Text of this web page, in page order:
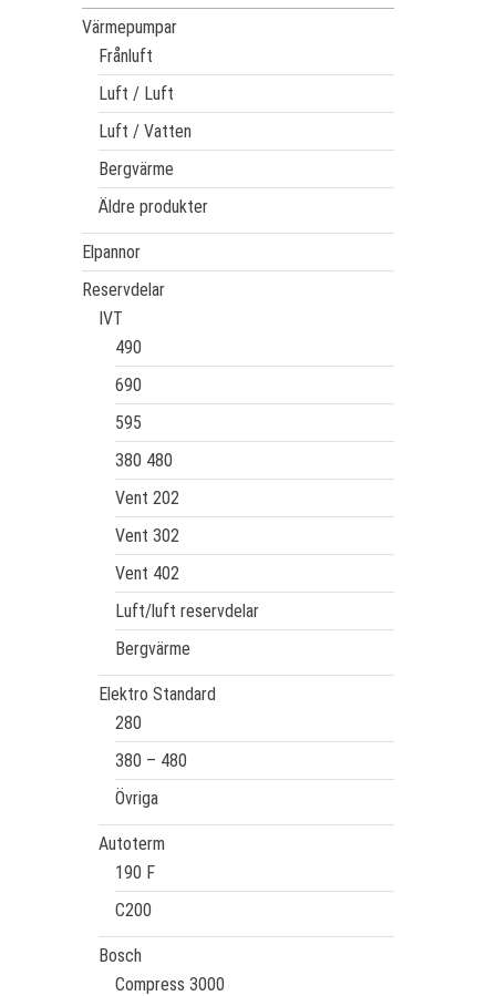
Värmepumpar
Frånluft
Luft / Luft
Luft / Vatten
Bergvärme
Äldre produkter
Elpannor
Reservdelar
IVT
490
690
595
380 480
Vent 202
Vent 302
Vent 402
Luft/luft reservdelar
Bergvärme
Elektro Standard
280
380 – 480
Övriga
Autoterm
190 F
C200
Bosch
Compress 3000